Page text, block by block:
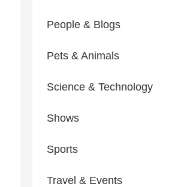
People & Blogs
Pets & Animals
Science & Technology
Shows
Sports
Travel & Events